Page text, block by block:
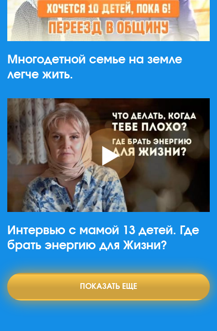
Многодетной семье на земле
легче жить.
Интервью с мамой 13 детей. Где
брать энергию для Жизни?
ПОКАЗАТЬ ЕЩЕ